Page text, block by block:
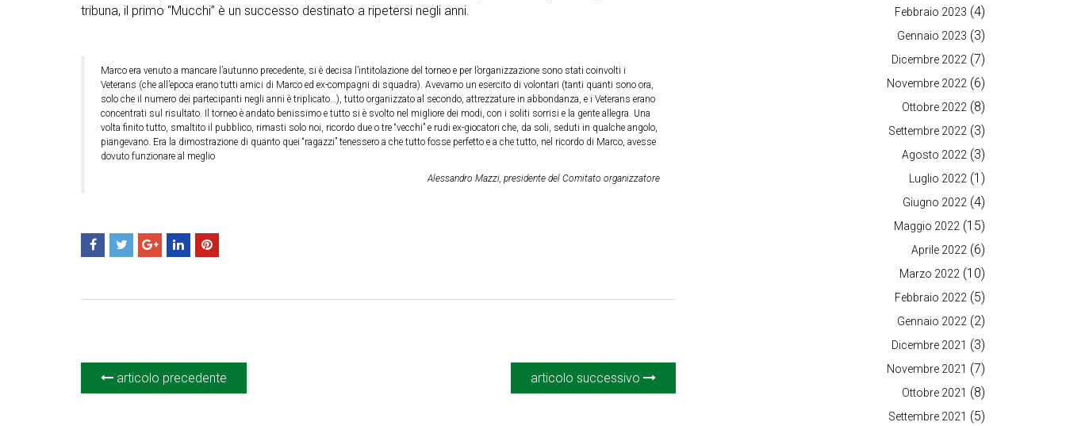
tribuna, il primo “Mucchi” è un successo destinato a ripetersi negli anni.
Marco era venuto a mancare l’autunno precedente, si è decisa l’intitolazione del torneo e per l’organizzazione sono stati coinvolti i
Veterans (che all’epoca erano tutti amici di Marco ed ex-compagni di squadra). Avevamo un esercito di volontari (tanti quanti sono ora,
solo che il numero dei partecipanti negli anni è triplicato…), tutto organizzato al secondo, attrezzature in abbondanza, e i Veterans erano
concentrati sul risultato. Il torneo è andato benissimo e tutto si è svolto nel migliore dei modi, con i soliti sorrisi e la gente allegra. Una
volta finito tutto, smaltito il pubblico, rimasti solo noi, ricordo due o tre “vecchi” e rudi ex-giocatori che, da soli, seduti in qualche angolo,
piangevano. Era la dimostrazione di quanto quei “ragazzi” tenessero a che tutto fosse perfetto e a che tutto, nel ricordo di Marco, avesse
dovuto funzionare al meglio
Alessandro Mazzi, presidente del Comitato organizzatore
articolo precedente articolo successivo
Febbraio 2023 (4)
Gennaio 2023 (3)
Dicembre 2022 (7)
Novembre 2022 (6)
Ottobre 2022 (8)
Settembre 2022 (3)
Agosto 2022 (3)
Luglio 2022 (1)
Giugno 2022 (4)
Maggio 2022 (15)
Aprile 2022 (6)
Marzo 2022 (10)
Febbraio 2022 (5)
Gennaio 2022 (2)
Dicembre 2021 (3)
Novembre 2021 (7)
Ottobre 2021 (8)
Settembre 2021 (5)